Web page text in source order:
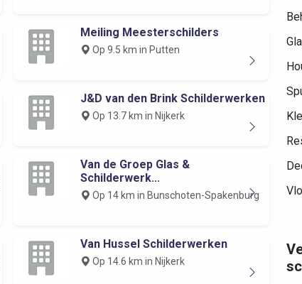
Meiling Meesterschilders
Op 9.5 km in Putten
J&D van den Brink Schilderwerken
Op 13.7 km in Nijkerk
Van de Groep Glas &
Schilderwerk...
Op 14 km in Bunschoten-Spakenburg
Van Hussel Schilderwerken
Op 14.6 km in Nijkerk